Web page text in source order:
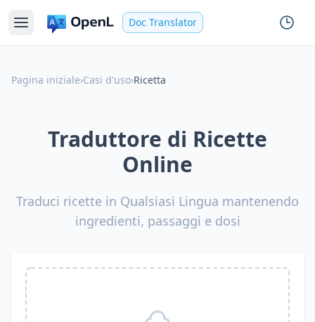
Doc Translator
Pagina iniziale›Casi d'uso›Ricetta
Traduttore di Ricette
Online
Traduci ricette in Qualsiasi Lingua mantenendo
ingredienti, passaggi e dosi